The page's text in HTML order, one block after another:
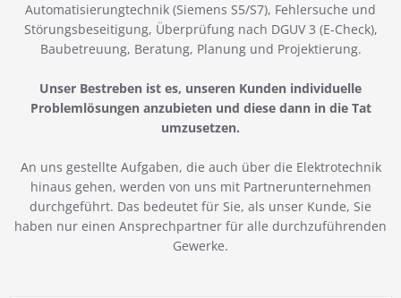
Automatisierungtechnik (Siemens S5/S7), Fehlersuche und
Störungsbeseitigung, Überprüfung nach DGUV 3 (E-Check),
Baubetreuung, Beratung, Planung und Projektierung.
Unser Bestreben ist es, unseren Kunden individuelle
Problemlösungen anzubieten und diese dann in die Tat
umzusetzen.
An uns gestellte Aufgaben, die auch über die Elektrotechnik
hinaus gehen, werden von uns mit Partnerunternehmen
durchgeführt. Das bedeutet für Sie, als unser Kunde, Sie
haben nur einen Ansprechpartner für alle durchzuführenden
Gewerke.